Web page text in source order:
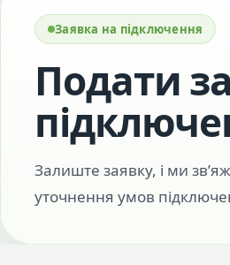
Заявка на підключення
Подати
Залиште заявку, і ми
уточнення умов